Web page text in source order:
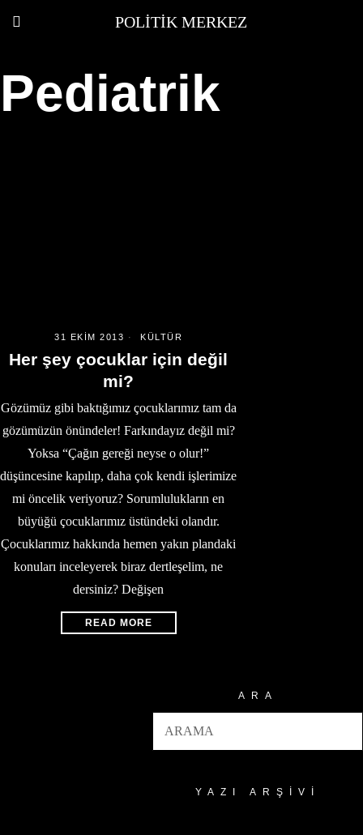
POLITIK MERKEZ
Pediatrik
31 EKIM 2013 KÜLTÜR
Her şey çocuklar için değil
mi?
Gözümüz gibi baktığımız çocuklarımız tam da
gözümüzün önündeler! Farkındayız değil mi?
Yoksa “Çağın gereği neyse o olur!”
düşüncesine kapılıp, daha çok kendi işlerimize
mi öncelik veriyoruz? Sorumlulukların en
büyüğü çocuklarımız üstündeki olandır.
Çocuklarımız hakkında hemen yakın plandaki
konuları inceleyerek biraz dertleşelim, ne
dersiniz? Değişen
READ MORE
ARA
YAZI ARŞIVI